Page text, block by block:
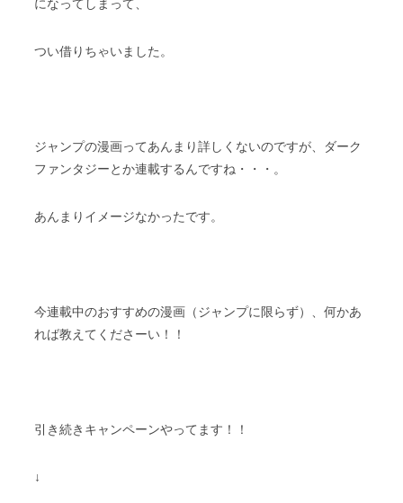
になってしまって、
つい借りちゃいました。
ジャンプの漫画ってあんまり詳しくないのですが、ダーク
ファンタジーとか連載するんですね・・・。
あんまりイメージなかったです。
今連載中のおすすめの漫画（ジャンプに限らず）、何かあ
れば教えてくださーい！！
引き続きキャンペーンやってます！！
↓